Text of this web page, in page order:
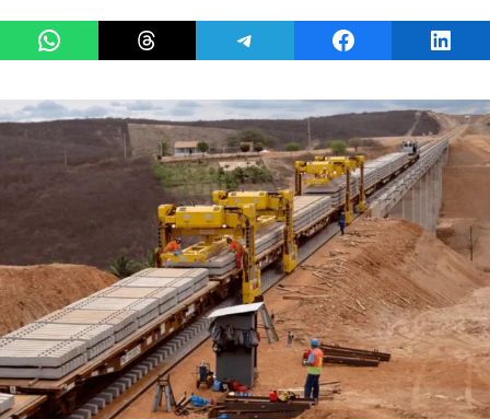
Share on WhatsAppShare on ThreadsShare on TelegramShare on Facebook